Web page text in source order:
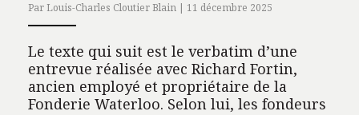
Par Louis-Charles Cloutier Blain | 11 décembre 2025
Le texte qui suit est le verbatim d’une
entrevue réalisée avec Richard Fortin,
ancien employé et propriétaire de la
Fonderie Waterloo. Selon lui, les fondeurs